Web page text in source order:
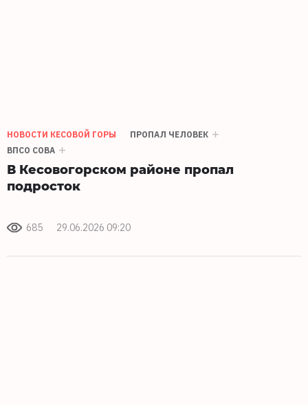
НОВОСТИ КЕСОВОЙ ГОРЫ
ПРОПАЛ ЧЕЛОВЕК
ВПСО СОВА
В Кесовогорском районе пропал
подросток
685 29.06.2026 09:20